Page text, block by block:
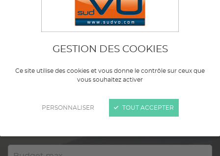
GESTION DES COOKIES
Ce site utilise des cookies et vous donne le contrôle sur ceux que
vous souhaitez activer
PERSONNALISER TOUT ACCEPTER